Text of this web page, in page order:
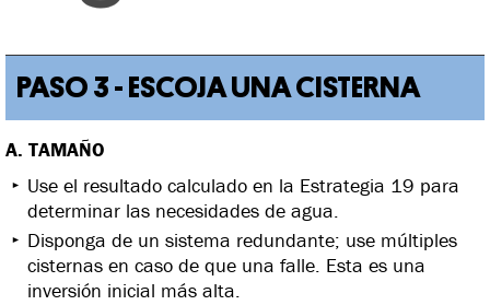
PASO 3 - ESCOJA UNA CISTERNA
A. TAMAÑO
Use el resultado calculado en la Estrategia 19 para
determinar las necesidades de agua.
Disponga de un sistema redundante; use múltiples
cisternas en caso de que una falle. Esta es una
inversión inicial más alta.